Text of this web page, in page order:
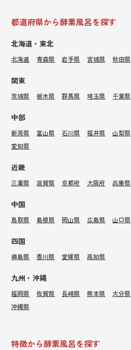
都道府県から酵素風呂を探す
北海道・東北
北海道 青森県 岩手県 宮城県 秋田県
関東
茨城県 栃木県 群馬県 埼玉県 千葉県
中部
新潟県 富山県 石川県 福井県 山梨県
愛知県
近畿
三重県 滋賀県 京都府 大阪府 兵庫県
中国
鳥取県 島根県 岡山県 広島県 山口県
四国
徳島県 香川県 愛媛県 高知県
九州・沖縄
福岡県 佐賀県 長崎県 熊本県 大分県
沖縄県
特徴から酵素風呂を探す